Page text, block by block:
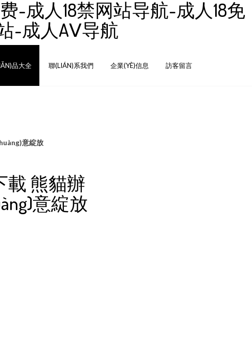
-成人18禁网站导航-成人18免
-成人AⅤ导航
品大全 聯(LIÁN)系我們 企業(YÈ)信息 訪客留言
意綻放
載 熊貓辦
意綻放